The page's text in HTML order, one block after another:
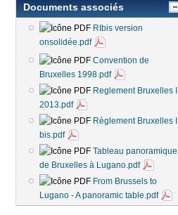
Documents associés
RIbis version
onsolidée.pdf
Convention de
Bruxelles 1998.pdf
Reglement Bruxelles I
2013.pdf
Règlement Bruxelles I
bis.pdf
Tableau panoramique
de Bruxelles à Lugano.pdf
From Brussels to
Lugano - A panoramic table.pdf